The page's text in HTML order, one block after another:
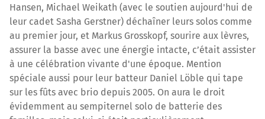
Hansen, Michael Weikath (avec le soutien aujourd'hui de
leur cadet Sasha Gerstner) déchaîner leurs solos comme
au premier jour, et Markus Grosskopf, sourire aux lèvres,
assurer la basse avec une énergie intacte, c’était assister
à une célébration vivante d'une époque. Mention
spéciale aussi pour leur batteur Daniel Löble qui tape
sur les fûts avec brio depuis 2005. On aura le droit
évidemment au sempiternel solo de batterie des